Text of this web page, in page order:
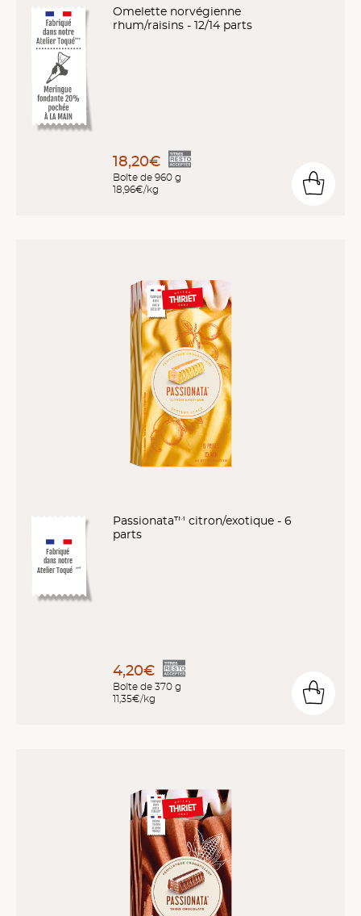
Omelette norvégienne
rhum/raisins - 12/14 parts
18,20€
Boîte de 960 g
18,96€/kg
Fabriqué
dans notre
Atelier Toqué ™*
Passionata™ citron/exotique - 6
parts
4,20€
Boîte de 370 g
11,35€/kg